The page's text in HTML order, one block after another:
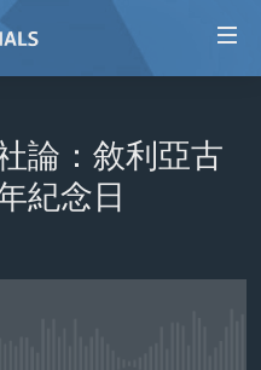
論：敘利亞古
紀念日